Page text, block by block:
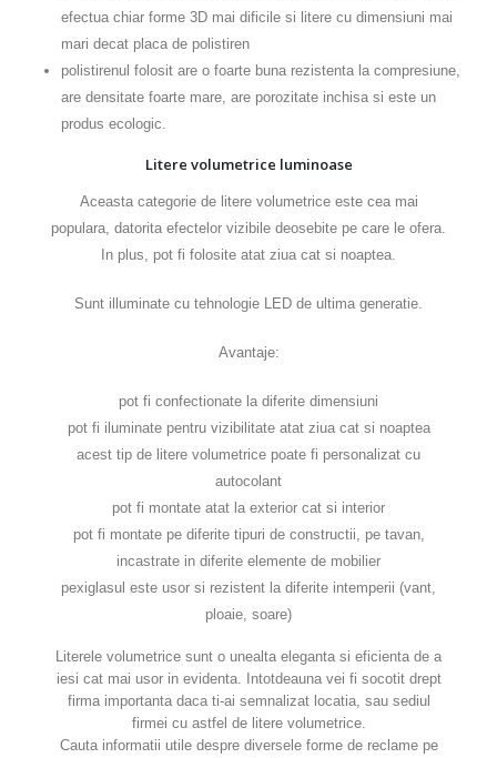
efectua chiar forme 3D mai dificile si litere cu dimensiuni mai
mari decat placa de polistiren
polistirenul folosit are o foarte buna rezistenta la compresiune,
are densitate foarte mare, are porozitate inchisa si este un
produs ecologic.
Litere volumetrice luminoase
Aceasta categorie de litere volumetrice este cea mai
populara, datorita efectelor vizibile deosebite pe care le ofera.
In plus, pot fi folosite atat ziua cat si noaptea.
Sunt illuminate cu tehnologie LED de ultima generatie.
Avantaje:
pot fi confectionate la diferite dimensiuni
pot fi iluminate pentru vizibilitate atat ziua cat si noaptea
acest tip de litere volumetrice poate fi personalizat cu
autocolant
pot fi montate atat la exterior cat si interior
pot fi montate pe diferite tipuri de constructii, pe tavan,
incastrate in diferite elemente de mobilier
pexiglasul este usor si rezistent la diferite intemperii (vant,
ploaie, soare)
Literele volumetrice sunt o unealta eleganta si eficienta de a
iesi cat mai usor in evidenta. Intotdeauna vei fi socotit drept
firma importanta daca ti-ai semnalizat locatia, sau sediul
firmei cu astfel de litere volumetrice.
Cauta informatii utile despre diversele forme de reclame pe